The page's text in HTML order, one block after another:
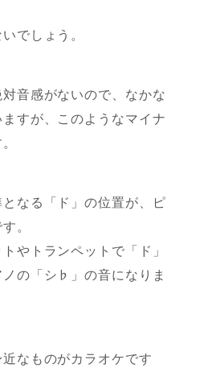
でしょう。
音感がないので、なかな
すが、このようなマイナ
なる「ド」の位置が、ピ
。
やトランペットで「ド」
の「シ♭」の音になりま
なものがカラオケです